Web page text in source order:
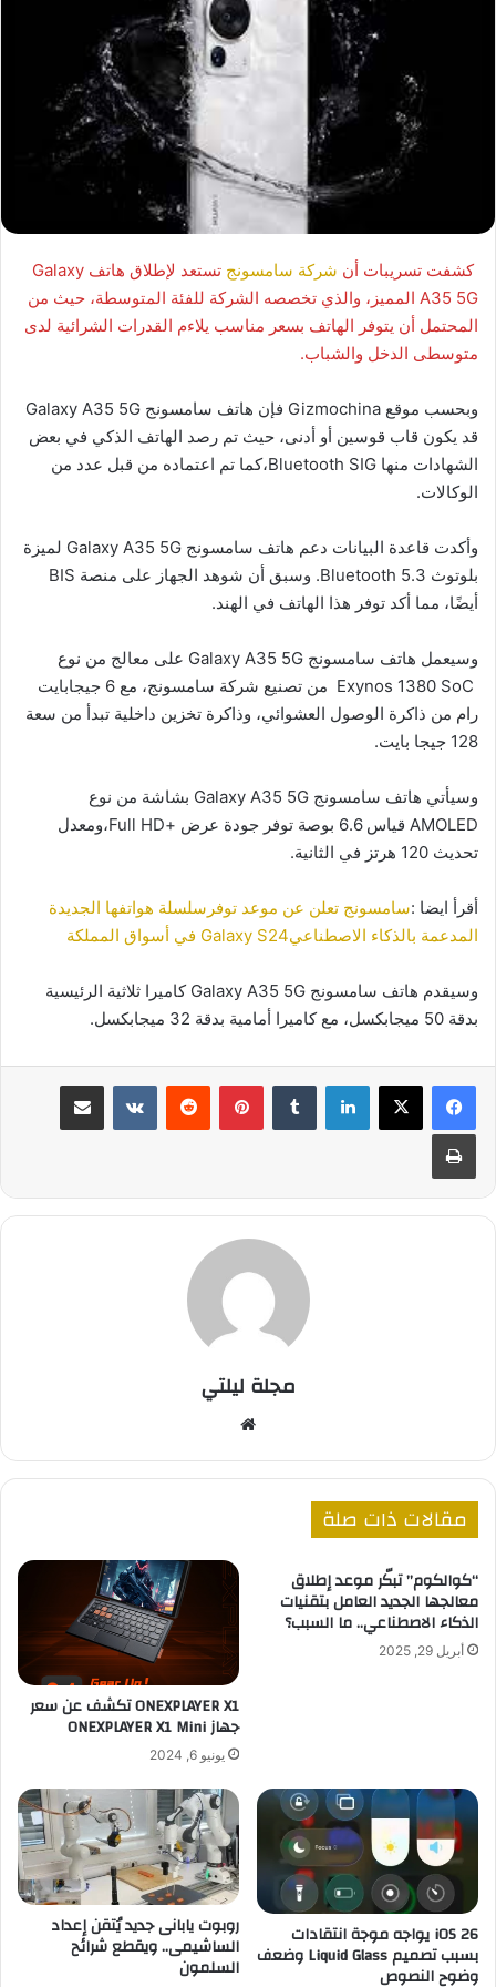
كشفت تسريبات أن شركة سامسونج
تستعد لإطلاق هاتف Galaxy
A35 5G المميز، والذي تخصصه الشركة للفئة المتوسطة، حيث من
المحتمل أن يتوفر الهاتف بسعر مناسب يلاءم القدرات الشرائية لدى
متوسطى الدخل والشباب.
وبحسب موقع Gizmochina فإن هاتف سامسونج Galaxy A35 5G
قد يكون قاب قوسين أو أدنى، حيث تم رصد الهاتف الذكي في بعض
الشهادات منها Bluetooth SIG،كما تم اعتماده من قبل عدد من
الوكالات.
وأكدت قاعدة البيانات دعم هاتف سامسونج Galaxy A35 5G لميزة
بلوتوث Bluetooth 5.3. وسبق أن شوهد الجهاز على منصة BIS
أيضًا، مما أكد توفر هذا الهاتف في الهند.
وسيعمل هاتف سامسونج Galaxy A35 5G على معالج من نوع
Exynos 1380 SoC من تصنيع شركة سامسونج، مع 6 جيجابايت
رام من ذاكرة الوصول العشوائي، وذاكرة تخزين داخلية تبدأ من سعة
128 جيجا بايت.
وسيأتي هاتف سامسونج Galaxy A35 5G بشاشة من نوع
AMOLED قياس 6.6 بوصة توفر جودة عرض +Full HD،ومعدل
تحديث 120 هرتز في الثانية.
أقرأ ايضا :سامسونج تعلن عن موعد توفرسلسلة هواتفها الجديدة
المدعمة بالذكاء الاصطناعيGalaxy S24 في أسواق المملكة
وسيقدم هاتف سامسونج Galaxy A35 5G كاميرا ثلاثية الرئيسية
بدقة 50 ميجابكسل، مع كاميرا أمامية بدقة 32 ميجابكسل.
لينكدإن بينتيريست مشاركة عبر البريد
طباعة
مجلة ليلتي
مقالات ذات صلة
“كوالكوم” تبكّر موعد إطلاق
معالجها الجديد العامل بتقنيات
الذكاء الاصطناعي.. ما السبب؟
أبريل 29, 2025
ONEXPLAYER X1 تكشف عن سعر
جهاز ONEXPLAYER X1 Mini
يونيو 6, 2024
iOS 26 يواجه موجة انتقادات
بسبب تصميم Liquid Glass وضعف
وضوح النصوص
روبوت يابانى جديد يُتقن إعداد
الساشيمى.. ويقطع شرائح
السلمون